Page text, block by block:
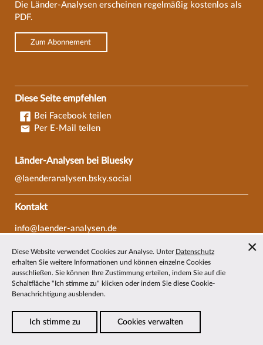
Die Länder-Analysen erscheinen regelmäßig kostenlos als
PDF.
Zum Abonnement
Diese Seite empfehlen
Bei Facebook teilen
Per E-Mail teilen
Länder-Analysen bei Bluesky
@laenderanalysen.bsky.social
Kontakt
info@laender-analysen.de
Fax: 0421/218-69607
Redaktionen
Wissenschaftliche Beiräte
Über die Länder-Analysen
Diese Website verwendet Cookies zur Analyse. Unter Datenschutz
erhalten Sie weitere Informationen und können einzelne Cookies
ausschließen. Sie können Ihre Zustimmung erteilen, indem Sie auf die
Schaltfläche "Ich stimme zu" klicken oder indem Sie diese Cookie-
Benachrichtigung ausblenden.
Ich stimme zu Cookies verwalten